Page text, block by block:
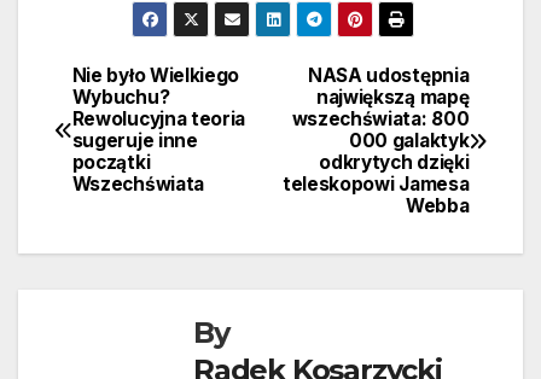
Nawigacja
wpisu
NASA udostępnia
największą mapę
wszechświata: 800
000 galaktyk
odkrytych dzięki
teleskopowi Jamesa
Webba
Nie było Wielkiego
Wybuchu?
Rewolucyjna teoria
sugeruje inne
początki
Wszechświata
By
Radek Kosarzycki